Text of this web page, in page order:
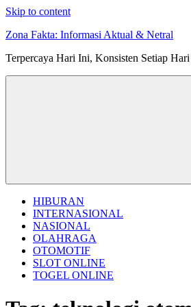
Skip to content
Zona Fakta: Informasi Aktual & Netral
Terpercaya Hari Ini, Konsisten Setiap Hari
HIBURAN
INTERNASIONAL
NASIONAL
OLAHRAGA
OTOMOTIF
SLOT ONLINE
TOGEL ONLINE